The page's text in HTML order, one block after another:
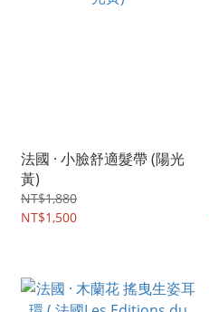
法國 · 小臉舒適髮帶 (陽光
黃)
NT$1,880
NT$1,500